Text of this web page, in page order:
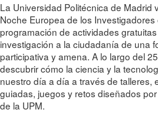
La Universidad Politécnica de Madrid
Noche Europea de los
programación de actividades
investigación a la ciudadanía de una
participativa y amena. A lo largo del
descubrir cómo la ciencia y la
nuestro día a día a través de talleres,
guiadas, juegos y retos diseñados
de la UPM.